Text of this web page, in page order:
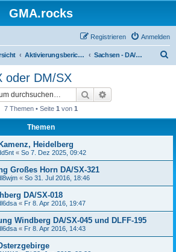
GMA.rocks
Anmelden
Registrieren
Aktivierungsberichte / Activity Reports Sachsen - DA/SX oder DM/SX
oder DM/SX
Suche
7 Themen • Seite 1 von 1
Themen
Heidelberg
« So 7. Dez 2025, 09:42
Großes Horn DA/SX-321
« So 31. Jul 2016, 18:46
DA/SX-018
« Fr 8. Apr 2016, 19:47
Windberg DA/SX-045 und DLFF-195
« Fr 8. Apr 2016, 14:43